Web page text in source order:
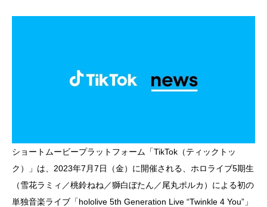
ショートムービープラットフォーム「TikTok（ティックトッ
ク）」は、2023年7月7日（金）に開催される、ホロライブ5期生
（雪花ラミィ／桃鈴ねね／獅白ぼたん／尾丸ポルカ）による初の
単独音楽ライブ「hololive 5th Generation Live “Twinkle 4 You”」